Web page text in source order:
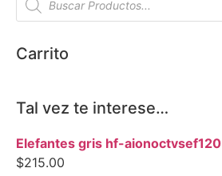
Carrito
Tal vez te interese…
Elefantes gris hf-aionoctvsef120
$215.00